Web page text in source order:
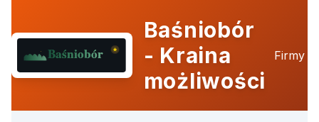
Baśniobór
- Kraina
możliwości
Firmy